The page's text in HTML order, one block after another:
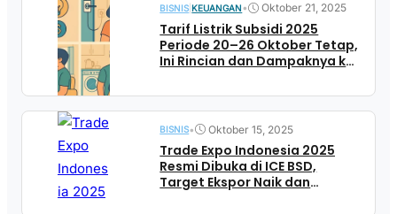
BISNIS |KEUANGAN• Oktober 21, 2025
Tarif Listrik Subsidi 2025
Periode 20–26 Oktober Tetap,
Ini Rincian dan Dampaknya ke
BISNIS• Oktober 15, 2025
Trade Expo Indonesia 2025
Resmi Dibuka di ICE BSD,
Target Ekspor Naik dan